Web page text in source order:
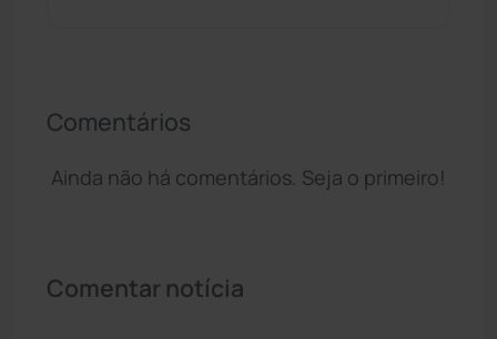
Comentários
Ainda não há comentários. Seja o primeiro!
Comentar notícia